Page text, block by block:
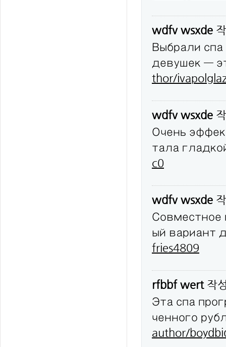
wdfv wsxde
Выбрали
девушек —
thor/
wdfv wsxde
Очень
тала
c0
wdfv wsxde
Совместное
ый вариант
fries4809
rfbbf wert 작
Эта спа
ченного
author/